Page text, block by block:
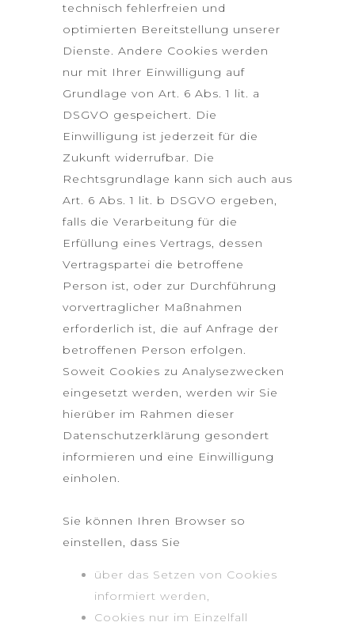
technisch fehlerfreien und
optimierten Bereitstellung unserer
Dienste. Andere Cookies werden
nur mit Ihrer Einwilligung auf
Grundlage von Art. 6 Abs. 1 lit. a
DSGVO gespeichert. Die
Einwilligung ist jederzeit für die
Zukunft widerrufbar. Die
Rechtsgrundlage kann sich auch aus
Art. 6 Abs. 1 lit. b DSGVO ergeben,
falls die Verarbeitung für die
Erfüllung eines Vertrags, dessen
Vertragspartei die betroffene
Person ist, oder zur Durchführung
vorvertraglicher Maßnahmen
erforderlich ist, die auf Anfrage der
betroffenen Person erfolgen.
Soweit Cookies zu Analysezwecken
eingesetzt werden, werden wir Sie
hierüber im Rahmen dieser
Datenschutzerklärung gesondert
informieren und eine Einwilligung
einholen.
Sie können Ihren Browser so
einstellen, dass Sie
über das Setzen von Cookies
informiert werden,
Cookies nur im Einzelfall